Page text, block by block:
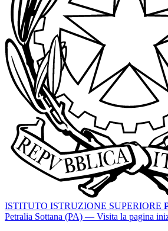
ISTITUTO ISTRUZIONE SUPERIORE
Petralia Sottana (PA) — Visita la pagina